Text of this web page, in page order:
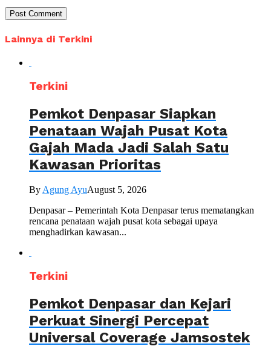
Lainnya di Terkini
Terkini
Pemkot Denpasar Siapkan
Penataan Wajah Pusat Kota
Gajah Mada Jadi Salah Satu
Kawasan Prioritas
ByAgung AyuAugust 5, 2026
Denpasar – Pemerintah Kota Denpasar terus mematangkan
rencana penataan wajah pusat kota sebagai upaya
menghadirkan kawasan...
Terkini
Pemkot Denpasar dan Kejari
Perkuat Sinergi Percepat
Universal Coverage Jamsostek